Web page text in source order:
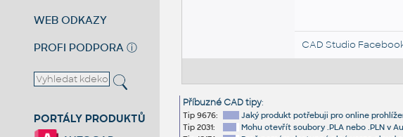
WEB ODKAZY
PROFI PODPORA ⓘ
PORTÁLY PRODUKTŮ
CAD Studio
Příbuzné CAD tipy:
Tip 9676:
Jaký produkt potřebuji pro online
Tip 2031:
Mohu otevřít soubory .PLA nebo .PLN v